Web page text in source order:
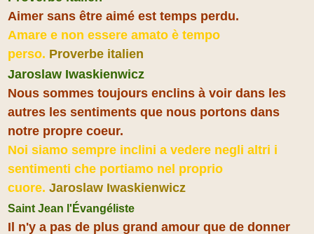
Aimer sans être aimé est temps perdu.
Amare e non essere amato è tempo
perso. Proverbe italien
Jaroslaw Iwaskienwicz
Nous sommes toujours enclins à voir dans les
autres les sentiments que nous portons dans
notre propre coeur.
Noi siamo sempre inclini a vedere negli altri i
sentimenti che portiamo nel proprio
cuore. Jaroslaw Iwaskienwicz
Saint Jean l'Évangéliste
Il n'y a pas de plus grand amour que de donner